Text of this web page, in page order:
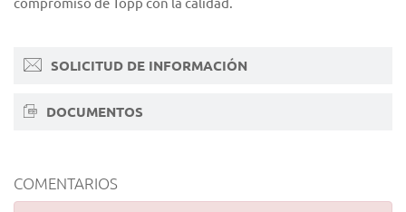
compromiso de Topp con la calidad.
SOLICITUD DE INFORMACIÓN
DOCUMENTOS
COMENTARIOS